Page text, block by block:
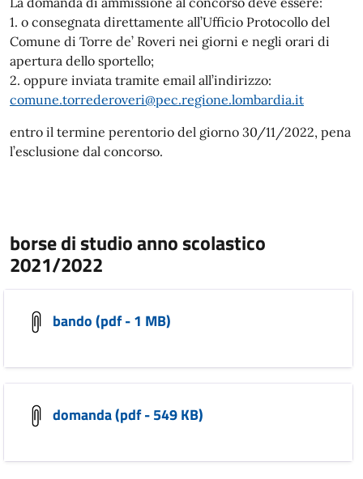
1. o consegnata direttamente all’Ufficio Protocollo del
Comune di Torre de’ Roveri nei giorni e negli orari di
apertura dello sportello;
2. oppure inviata tramite email all’indirizzo:
comune.torrederoveri@pec.regione.lombardia.it
entro il termine perentorio del giorno 30/11/2022, pena
l’esclusione dal concorso.
borse di studio anno scolastico
2021/2022
bando (pdf - 1 MB)
domanda (pdf - 549 KB)